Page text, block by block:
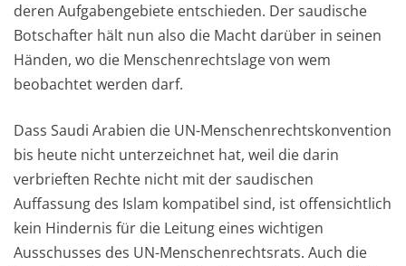
deren Aufgabengebiete entschieden. Der saudische
Botschafter hält nun also die Macht darüber in seinen
Händen, wo die Menschenrechtslage von wem
beobachtet werden darf.
Dass Saudi Arabien die UN-Menschenrechtskonvention
bis heute nicht unterzeichnet hat, weil die darin
verbrieften Rechte nicht mit der saudischen
Auffassung des Islam kompatibel sind, ist offensichtlich
kein Hindernis für die Leitung eines wichtigen
Ausschusses des UN-Menschenrechtsrats. Auch die